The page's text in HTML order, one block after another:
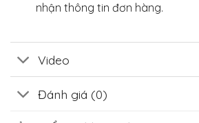
nhận thông tin đơn hàng.
Video
Đánh giá (0)